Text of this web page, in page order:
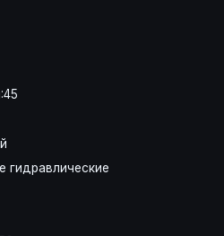
гидравлические